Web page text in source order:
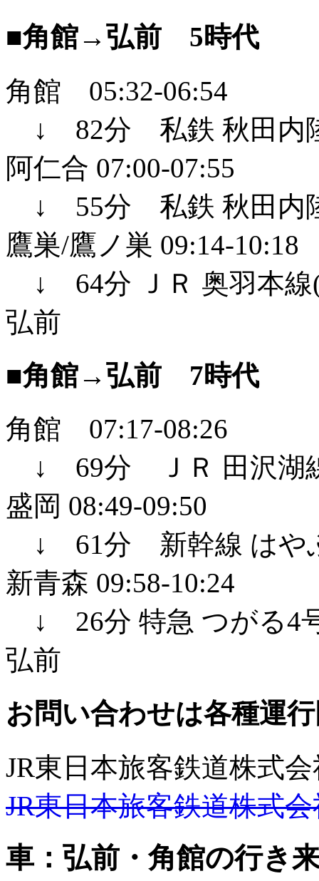
■角館→弘前 5時代
角館 05:32-06:54
↓ 82分 私鉄 秋田内
阿仁合 07:00-07:55
↓ 55分 私鉄 秋田内
鷹巣/鷹ノ巣 09:14-10:18
↓ 64分 ＪＲ 奥羽本線
弘前
■角館→弘前 7時代
角館 07:17-08:26
↓ 69分 ＪＲ 田沢湖
盛岡 08:49-09:50
↓ 61分 新幹線 はや
新青森 09:58-10:24
↓ 26分 特急 つがる4
弘前
お問い合わせは各種運
JR東日本旅客鉄道株式
JR東日本旅客鉄道株式
車：弘前・角館の行き